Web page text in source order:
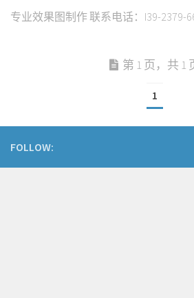
专业效果图制作 联系电话：I39-2379-
第 1 页，共 1
1
FOLLOW: